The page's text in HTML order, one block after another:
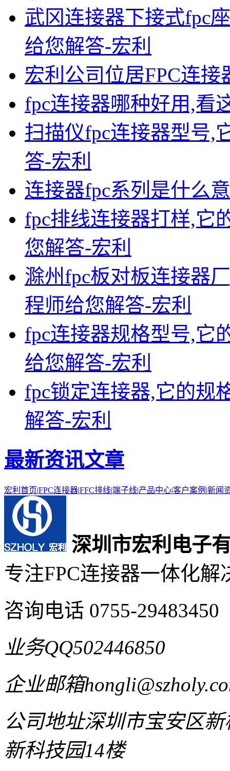
武冈连接器下接式fpc
给您解答-宏利
宏利公司位居FPC连
fpc连接器哪种好用,看
扫描仪fpc连接器型号,
答-宏利
连接器fpc系列是什么
fpc排线连接器打样,它
您解答-宏利
滁州fpc板对板连接器
程师给您解答-宏利
fpc连接器规格型号,它
给您解答-宏利
fpc锁定连接器,它的规
解答-宏利
最新资讯文章
宏利首页 FPC连接器FFC排线端子线 产品中心客户案例 新闻
深圳市宏利电子
专注FPC连接器一体化解
咨询电话 0755-29483450
业务QQ502446850
企业邮箱
公司地址深圳市宝安区
新科技园14楼